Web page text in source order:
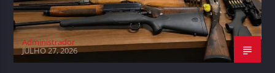
Administrador
JULHO 27, 2026